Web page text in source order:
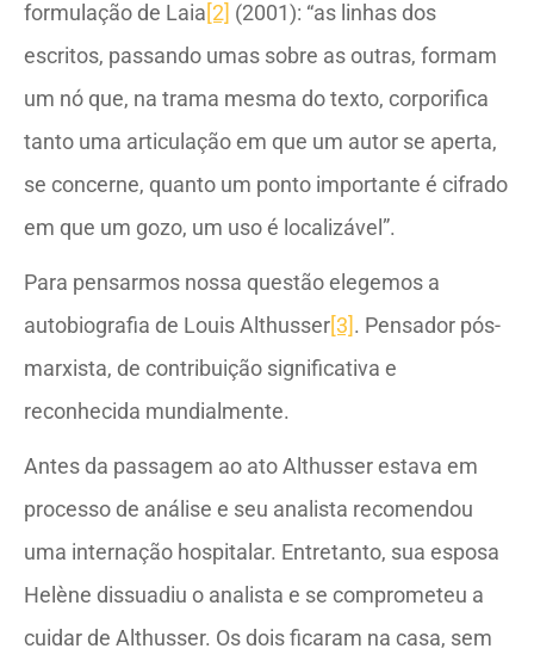
formulação de Laia[2] (2001): “as linhas dos
escritos, passando umas sobre as outras, formam
um nó que, na trama mesma do texto, corporifica
tanto uma articulação em que um autor se aperta,
se concerne, quanto um ponto importante é cifrado
em que um gozo, um uso é localizável”.
Para pensarmos nossa questão elegemos a
autobiografia de Louis Althusser[3]. Pensador pós-
marxista, de contribuição significativa e
reconhecida mundialmente.
Antes da passagem ao ato Althusser estava em
processo de análise e seu analista recomendou
uma internação hospitalar. Entretanto, sua esposa
Helène dissuadiu o analista e se comprometeu a
cuidar de Althusser. Os dois ficaram na casa, sem